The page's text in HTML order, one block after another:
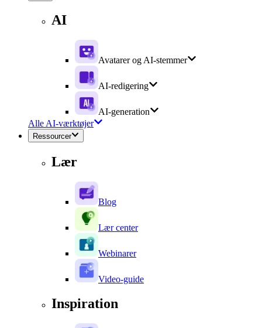
AI
Avatarer og AI-stemmer
AI-redigering
AI-generation
Alle AI-værktøjer
Ressourcer
Lær
Blog
Lær center
Webinarer
Video-guide
Inspiration